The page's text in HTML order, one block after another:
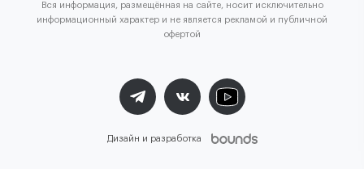
Вся информация, размещённая на сайте, носит исключительно
информационный характер и не является рекламой и публичной
офертой
Дизайн и разработка